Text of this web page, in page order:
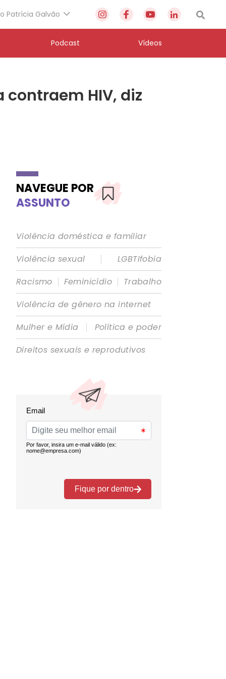
Patrícia Galvão
Podcast Vídeos
HIV, diz
NAVEGUE POR
ASSUNTO
Violência doméstica e familiar
Violência sexual
|
LGBTIfobia
Racismo | Feminicídio | Trabalho
Violência de gênero na internet
Mulher e Mídia
|
Política e poder
Direitos sexuais e reprodutivos